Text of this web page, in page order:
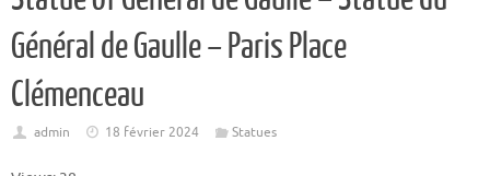
Général de Gaulle – Paris Place
Clémenceau
admin 18 février 2024 Statues